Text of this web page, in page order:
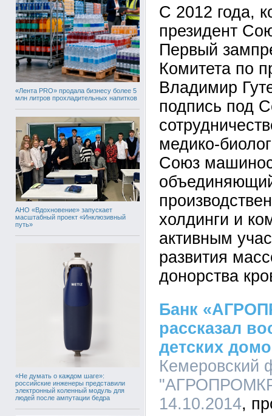
«Лента PRO» продала бизнесу более 5
млн литров прохладительных напитков
АНО «Вдохновение» запускает
масштабный проект «Инклюзивный
путь»
«Не думать о каждом шаге»:
российские инженеры представили
электронный коленный модуль для
людей после ампутации бедра
С 2012 года,
президент
Первый
Комитета по
Владимир
подпись под
медико-
Союз
холдинги и
активным
развития
донорства
Банк
рассказал
детских
14.10.2014